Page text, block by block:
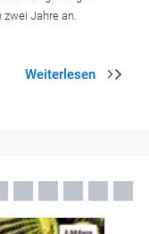
zwei Jahre an.